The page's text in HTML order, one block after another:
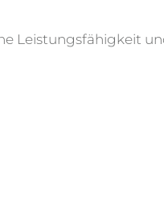
Leistungsfähigkeit